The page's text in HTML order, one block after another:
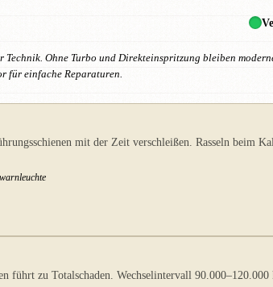
Ohne Turbo und Direkteinspritzung bleiben
für einfache Reparaturen.
mit der Zeit verschleißen. Rasseln beim
zu Totalschaden. Wechselintervall